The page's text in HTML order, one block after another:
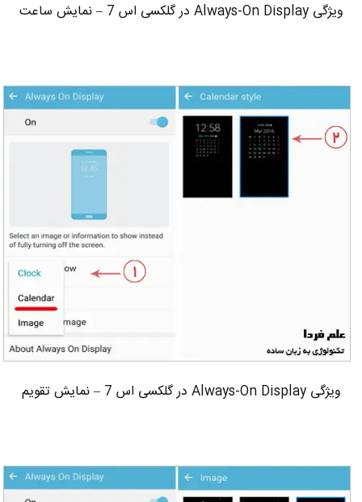
ویژگی Always-On Display در گلکسی اس 7 – نمایش ساعت
ویژگی Always-On Display در گلکسی اس 7 – نمایش تقویم